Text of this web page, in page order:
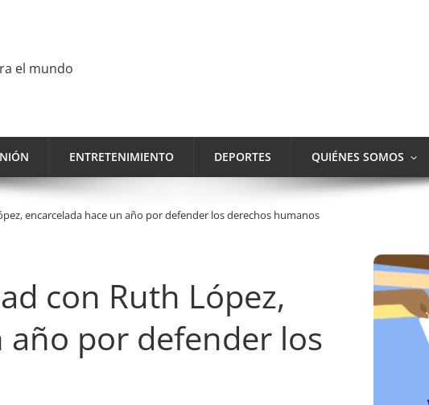
el mundo
ENTRETENIMIENTO DEPORTES QUIÉNES SOMOS
encarcelada hace un año por defender los derechos humanos
con Ruth López,
año por defender los